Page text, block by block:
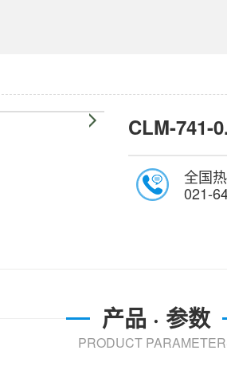
CLM-741-
全国
021-
产品 · 参数
PRODUCT